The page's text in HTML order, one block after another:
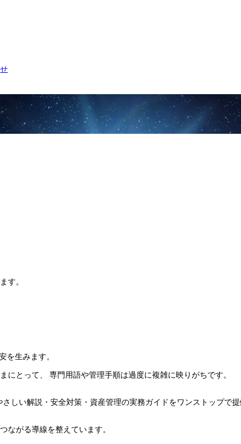
す。
を生みます。
にとって、 専門用語や管理手順は過度に複雑に映りがちです。
しい解説・安全対策・資産管理の実務ガイドをワンストップで提
ながる導線を整えています。